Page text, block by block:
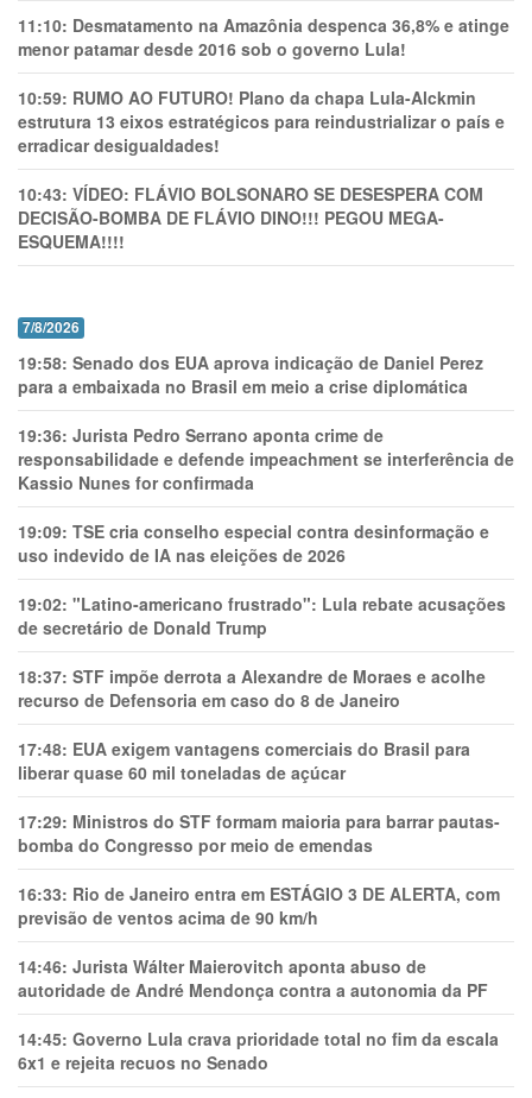
11:10: Desmatamento na Amazônia despenca 36,8% e atinge
menor patamar desde 2016 sob o governo Lula!
10:59: RUMO AO FUTURO! Plano da chapa Lula-Alckmin
estrutura 13 eixos estratégicos para reindustrializar o país e
erradicar desigualdades!
10:43: VÍDEO: FLÁVIO BOLSONARO SE DESESPERA COM
DECISÃO-BOMBA DE FLÁVIO DINO!!! PEGOU MEGA-
ESQUEMA!!!!
7/8/2026
19:58: Senado dos EUA aprova indicação de Daniel Perez
para a embaixada no Brasil em meio a crise diplomática
19:36: Jurista Pedro Serrano aponta crime de
responsabilidade e defende impeachment se interferência de
Kassio Nunes for confirmada
19:09: TSE cria conselho especial contra desinformação e
uso indevido de IA nas eleições de 2026
19:02: "Latino-americano frustrado": Lula rebate acusações
de secretário de Donald Trump
18:37: STF impõe derrota a Alexandre de Moraes e acolhe
recurso de Defensoria em caso do 8 de Janeiro
17:48: EUA exigem vantagens comerciais do Brasil para
liberar quase 60 mil toneladas de açúcar
17:29: Ministros do STF formam maioria para barrar pautas-
bomba do Congresso por meio de emendas
16:33: Rio de Janeiro entra em ESTÁGIO 3 DE ALERTA, com
previsão de ventos acima de 90 km/h
14:46: Jurista Wálter Maierovitch aponta abuso de
autoridade de André Mendonça contra a autonomia da PF
14:45: Governo Lula crava prioridade total no fim da escala
6x1 e rejeita recuos no Senado